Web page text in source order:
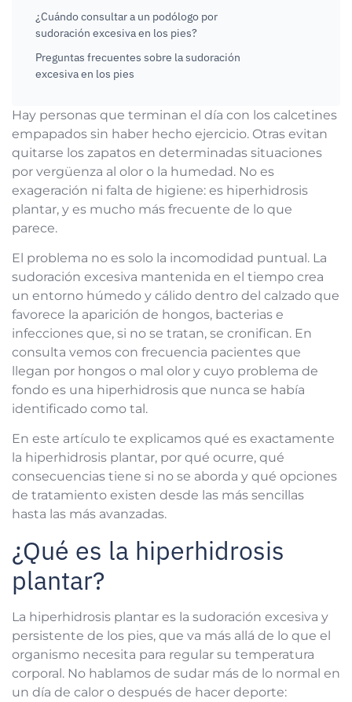
¿Cuándo consultar a un podólogo por
sudoración excesiva en los pies?
Preguntas frecuentes sobre la sudoración
excesiva en los pies
Hay personas que terminan el día con los calcetines
empapados sin haber hecho ejercicio. Otras evitan
quitarse los zapatos en determinadas situaciones
por vergüenza al olor o la humedad. No es
exageración ni falta de higiene: es hiperhidrosis
plantar, y es mucho más frecuente de lo que
parece.
El problema no es solo la incomodidad puntual. La
sudoración excesiva mantenida en el tiempo crea
un entorno húmedo y cálido dentro del calzado que
favorece la aparición de hongos, bacterias e
infecciones que, si no se tratan, se cronifican. En
consulta vemos con frecuencia pacientes que
llegan por hongos o mal olor y cuyo problema de
fondo es una hiperhidrosis que nunca se había
identificado como tal.
En este artículo te explicamos qué es exactamente
la hiperhidrosis plantar, por qué ocurre, qué
consecuencias tiene si no se aborda y qué opciones
de tratamiento existen desde las más sencillas
hasta las más avanzadas.
¿Qué es la hiperhidrosis
plantar?
La hiperhidrosis plantar es la sudoración excesiva y
persistente de los pies, que va más allá de lo que el
organismo necesita para regular su temperatura
corporal. No hablamos de sudar más de lo normal en
un día de calor o después de hacer deporte: